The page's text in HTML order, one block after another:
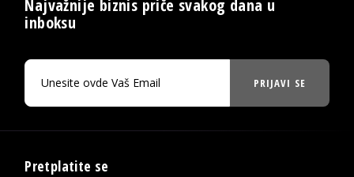
Najvažnije biznis priče svakog dana u
inboksu
PRIJAVI SE
Pretplatite se